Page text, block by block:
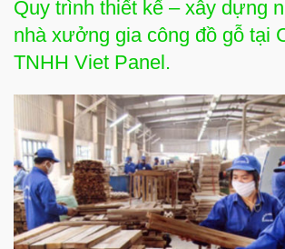
Quy trình thiết kế – xây dựng
nhà xưởng gia công đồ gỗ tại
TNHH Viet Panel.